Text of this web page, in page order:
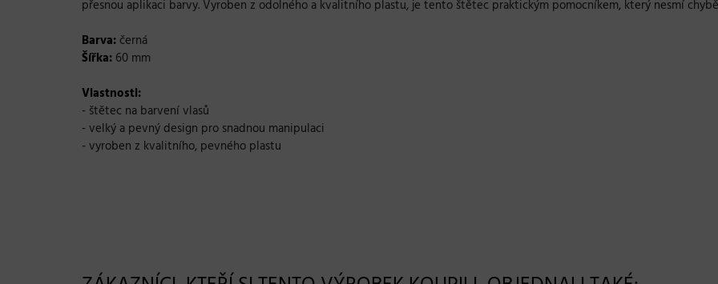
přesnou aplikaci barvy. Vyroben z odolného a kvalitního plastu, je tento štětec praktickým pomocníkem, který nesmí
Barva: černá
Šířka: 60 mm
Vlastnosti:
- štětec na barvení vlasů
- velký a pevný design pro snadnou manipulaci
- vyroben z kvalitního, pevného plastu